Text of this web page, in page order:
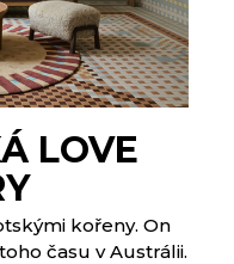
LOVE
kořeny. On
času v Austrálii.